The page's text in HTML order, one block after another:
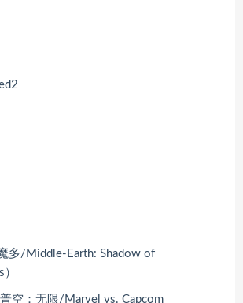
多/Middle-Earth: Shadow of